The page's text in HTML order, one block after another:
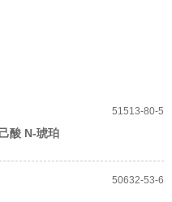
51513-80-5
50632-53-6